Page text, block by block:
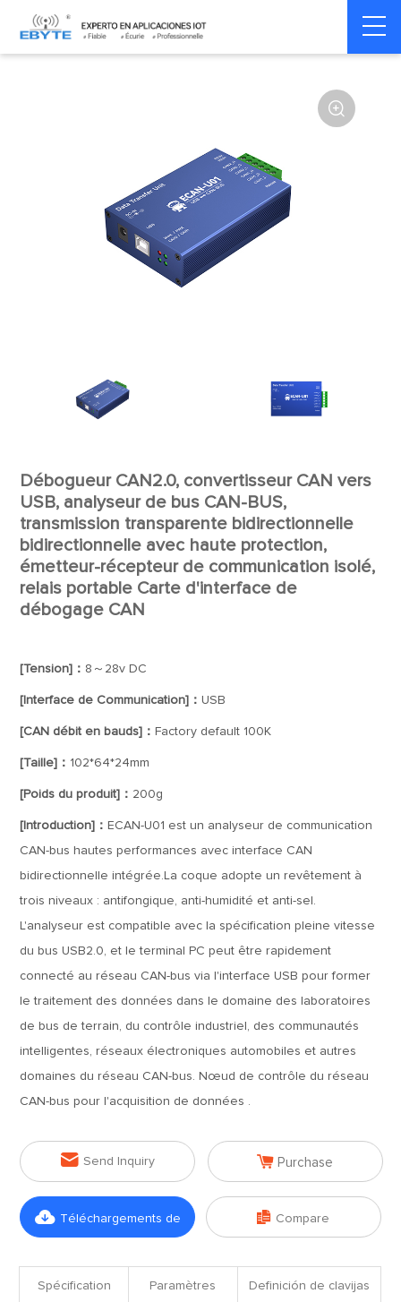
Home > Modem > CAN Bus >

Débogueur CAN2.0, convertisseur CAN vers
USB, analyseur de bus CAN-BUS,
transmission transparente bidirectionnelle
bidirectionnelle avec haute protection,
émetteur-récepteur de communication isolé,
relais portable Carte d'interface de
débogage CAN
[Tension]： 8～28v DC
[Interface de Communication]：USB
[CAN débit en bauds]： Factory default 100K
[Taille]： 102*64*24mm
[Poids du produit]： 200g
[Introduction]： ECAN-U01 est un analyseur de communication
CAN-bus hautes performances avec interface CAN
bidirectionnelle intégrée.La coque adopte un revêtement à
trois niveaux : antifongique, anti-humidité et anti-sel.
L'analyseur est compatible avec la spécification pleine vitesse
du bus USB2.0, et le terminal PC peut être rapidement
connecté au réseau CAN-bus via l'interface USB pour former
le traitement des données dans le domaine des laboratoires
de bus de terrain, du contrôle industriel, des communautés
intelligentes, réseaux électroniques automobiles et autres
domaines du réseau CAN-bus. Nœud de contrôle du réseau
CAN-bus pour l'acquisition de données .
 Send Inquiry  Purchase
 Téléchargements de  Compare
Spécification Paramètres Definición de clavijas